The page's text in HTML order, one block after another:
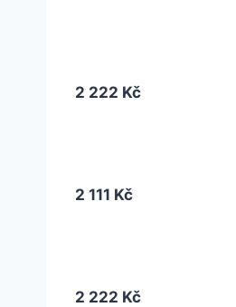
2 222 Kč
2 111 Kč
2 222 Kč